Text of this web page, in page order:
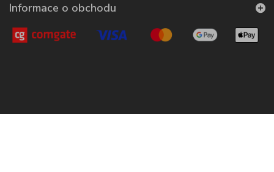
Informace o obchodu